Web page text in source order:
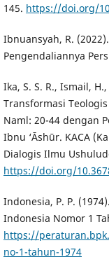
145. https://doi.org/
Ibnuansyah, R.
Pengendaliannya
Ika, S. S. R., Ismail,
Transformasi
Naml: 20-44 dengan
Ibnu ‘Āshūr. KACA
Dialogis Ilmu
https://doi.org/
Indonesia, P. P.
Indonesia Nomor 1
https://
no-1-tahun-1974